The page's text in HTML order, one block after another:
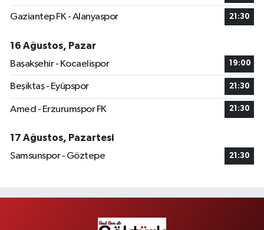
Gaziantep FK - Alanyaspor 21:30
16 Ağustos, Pazar
Başakşehir - Kocaelispor
19:00
Beşiktaş - Eyüpspor 21:30
Amed - Erzurumspor FK 21:30
17 Ağustos, Pazartesi
Samsunspor - Göztepe
21:30